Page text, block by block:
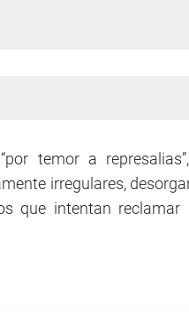
temor a
irregulares,
que intentan reclamar